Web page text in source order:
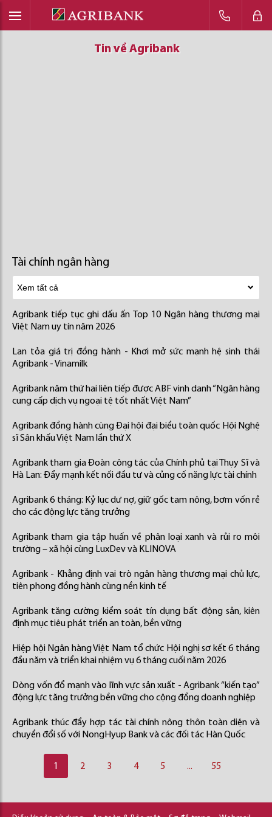
Tin về Agribank
Tin về Agribank
Tin về Agribank
Tài chính ngân hàng
Agribank tiếp tục ghi dấu ấn Top 10 Ngân hàng thương mại
Việt Nam uy tín năm 2026
Lan tỏa giá trị đồng hành - Khơi mở sức mạnh hệ sinh thái
Agribank - Vinamilk
Agribank năm thứ hai liên tiếp được ABF vinh danh “Ngân hàng
cung cấp dịch vụ ngoại tệ tốt nhất Việt Nam”
Agribank đồng hành cùng Đại hội đại biểu toàn quốc Hội Nghệ
sĩ Sân khấu Việt Nam lần thứ X
Agribank tham gia Đoàn công tác của Chính phủ tại Thụy Sĩ và
Hà Lan: Đẩy mạnh kết nối đầu tư và củng cố năng lực tài chính
Agribank 6 tháng: Kỷ lục dư nợ, giữ gốc tam nông, bơm vốn rẻ
cho các động lực tăng trưởng
Agribank tham gia tập huấn về phân loại xanh và rủi ro môi
trường – xã hội cùng LuxDev và KLINOVA
Agribank - Khẳng định vai trò ngân hàng thương mại chủ lực,
tiên phong đồng hành cùng nền kinh tế
Agribank tăng cường kiểm soát tín dụng bất động sản, kiên
định mục tiêu phát triển an toàn, bền vững
Hiệp hội Ngân hàng Việt Nam tổ chức Hội nghị sơ kết 6 tháng
đầu năm và triển khai nhiệm vụ 6 tháng cuối năm 2026
Dòng vốn đổ mạnh vào lĩnh vực sản xuất - Agribank “kiến tạo”
động lực tăng trưởng bền vững cho cộng đồng doanh nghiệp
Agribank thúc đẩy hợp tác tài chính nông thôn toàn diện và
chuyển đổi số với NongHyup Bank và các đối tác Hàn Quốc
1 2 3 4 5 ... 55